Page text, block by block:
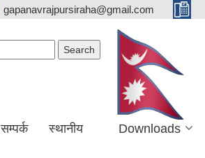
gapanavrajpursiraha@gmail.com
सम्पर्क स्थानीय Downloads